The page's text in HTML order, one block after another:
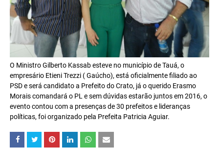
O Ministro Gilberto Kassab esteve no município de Tauá, o
empresário Etieni Trezzi ( Gaúcho), está oficialmente filiado ao
PSD e será candidato a Prefeito do Crato, já o querido Erasmo
Morais comandará o PL e sem dúvidas estarão juntos em 2016, o
evento contou com a presenças de 30 prefeitos e lideranças
políticas, foi organizado pela Prefeita Patricia Aguiar.